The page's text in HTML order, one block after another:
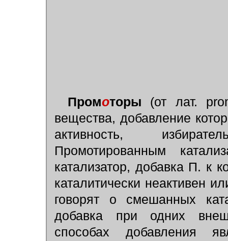
Промоторы (от лат.
вещества, добавление
активность,
Промотированным
катализатор, добавка П. к
каталитически неактивен
говорят о смешанных
добавка при одних
способах